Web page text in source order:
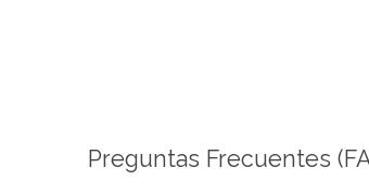
Preguntas Frecuentes